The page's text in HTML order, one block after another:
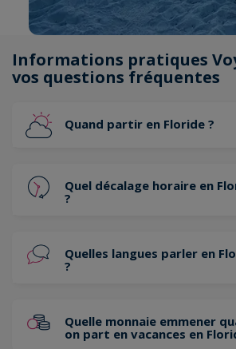
Informations pratiques
vos questions fréquentes
Quand partir en Floride ?
Quel décalage horaire en
?
Quelles langues parler en
?
Quelle monnaie emmener
on part en vacances en